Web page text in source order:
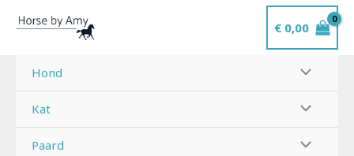
naar
inhoud
€0,00
Hond
Kat
Paard